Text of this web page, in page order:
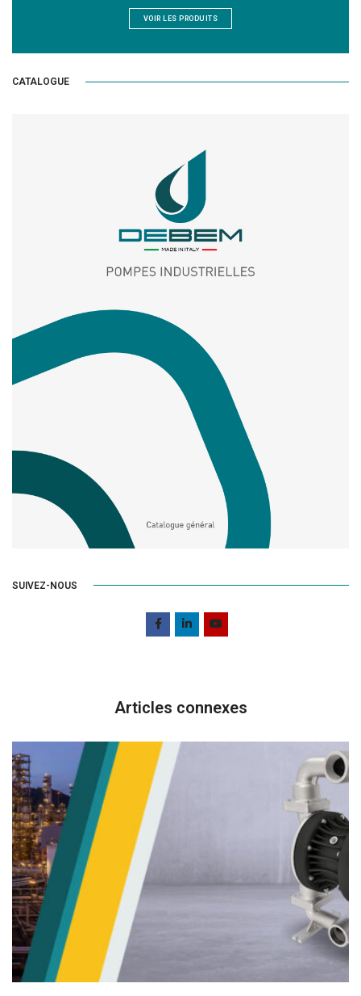
VOIR LES PRODUITS
CATALOGUE
SUIVEZ-NOUS
Articles connexes